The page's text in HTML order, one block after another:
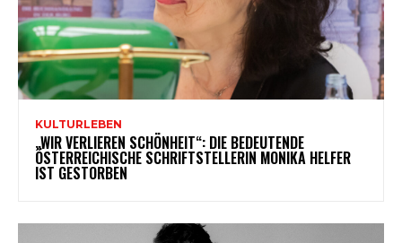
KULTURLEBEN
„WIR VERLIEREN SCHÖNHEIT“: DIE BEDEUTENDE
ÖSTERREICHISCHE SCHRIFTSTELLERIN MONIKA HELFER
IST GESTORBEN